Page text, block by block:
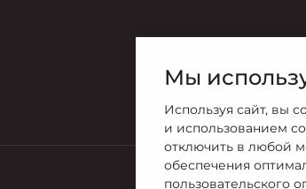
Мы
Используя сайт, вы
и использованием
отключить в любой
обеспечения
пользовательского